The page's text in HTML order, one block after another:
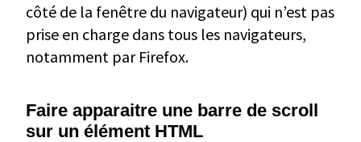
côté de la fenêtre du navigateur) qui n’est pas
prise en charge dans tous les navigateurs,
notamment par Firefox.
Faire apparaitre une barre de scroll
sur un élément HTML